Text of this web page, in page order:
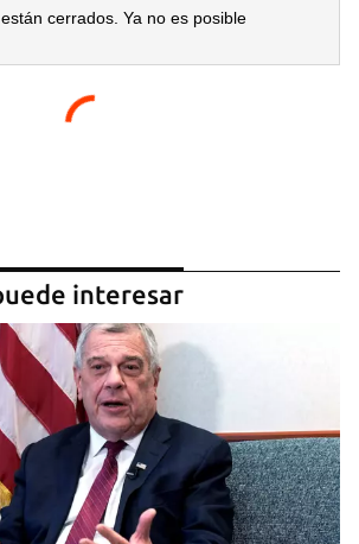
cerrados. Ya no es posible
interesar